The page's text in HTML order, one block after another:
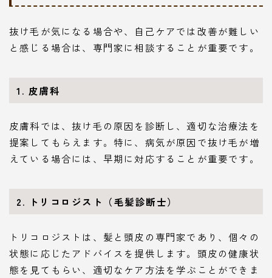
抜け毛が気になる場合や、自己ケアでは改善が難しい
と感じる場合は、専門家に相談することが重要です。
1. 皮膚科
皮膚科では、抜け毛の原因を診断し、適切な治療法を
提案してもらえます。特に、病気が原因で抜け毛が増
えている場合には、早期に対応することが重要です。
2. トリコロジスト（毛髪診断士）
トリコロジストは、髪と頭皮の専門家であり、個々の
状態に応じたアドバイスを提供します。頭皮の健康状
態を見てもらい、適切なケア方法を学ぶことができま